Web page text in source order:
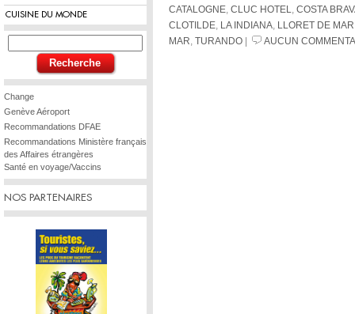
CUISINE DU MONDE
Change
Genève Aéroport
Recommandations DFAE
Recommandations Ministère français
des Affaires étrangères
Santé en voyage/Vaccins
NOS PARTENAIRES
CATALOGNE CLUC HOTEL
COSTA
CLOTILDE
LA INDIANA LLORET DE MAR
MAR TURANDO AUCUN